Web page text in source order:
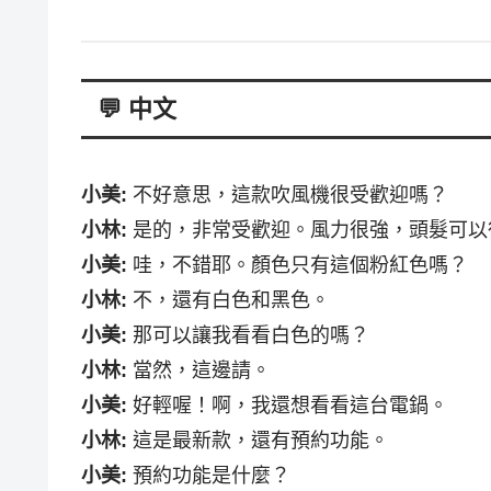
💬 中文
小美: 不好意思，這款吹風機很受歡迎嗎？
小林: 是的，非常受歡迎。風力很強，頭髮可以
小美: 哇，不錯耶。顏色只有這個粉紅色嗎？
小林: 不，還有白色和黑色。
小美: 那可以讓我看看白色的嗎？
小林: 當然，這邊請。
小美: 好輕喔！啊，我還想看看這台電鍋。
小林: 這是最新款，還有預約功能。
小美: 預約功能是什麼？